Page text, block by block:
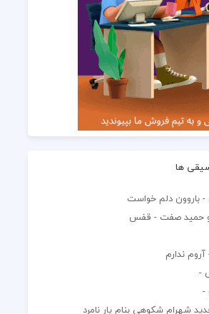
ها
باروون دلم خواست
و حمید صفت - قفس
ندارم
-
-
شهرام شکوهی بنام یار نامرد